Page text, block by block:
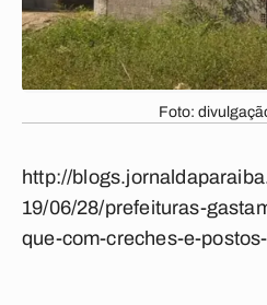
Foto:
http://
19/06/28/prefeituras-
que-com-creches-e-